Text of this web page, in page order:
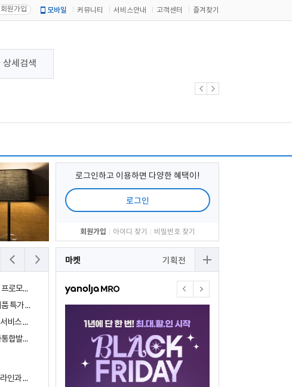
회원가입 모바일 커뮤니티 서비스안내 고객센터 즐겨찾기
상세검색
야놀자17주년 기념 야놀자 통합발주센터 할인 프로모션 진행
<야놀자 MRO, 숙박업소 위한 삼성전자 가전제품 특가 개시>
야놀자제휴점 금융혜택제공 위한 제휴 및 금융서비스 게시
야놀자16주년 기념 제휴 숙박업주 대상 야놀자통합발주센터 할인쿠폰 증정
야놀자, 아프리카 1위 호텔 마케팅 기업 호텔온라인과 전략적 파트너십 체결
로그인하고 이용하면 다양한 혜택이!
로그인
회원가입 아이디 찾기 비밀번호 찾기
마켓 기획전